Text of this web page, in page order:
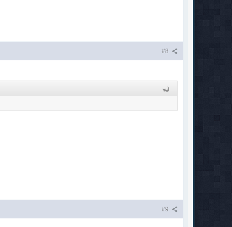
#8
#9